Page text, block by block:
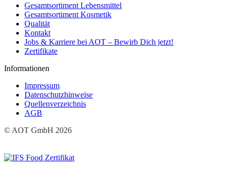
Gesamtsortiment Lebensmittel
Gesamtsortiment Kosmetik
Qualität
Kontakt
Jobs & Karriere bei AOT – Bewirb Dich jetzt!
Zertifikate
Informationen
Impressum
Datenschutzhinweise
Quellenverzeichnis
AGB
© AOT GmbH 2026